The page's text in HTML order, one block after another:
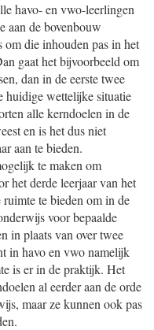
havo- en vwo-leerlingen
aan de bovenbouw
die inhouden pas in het
gaat het bijvoorbeeld om
dan in de eerste twee
huidige wettelijke situatie
alle kerndoelen in de
en is het dus niet
aan te bieden.
te maken om
het derde leerjaar van het
te bieden om in de
voor bepaalde
in plaats van over twee
in havo en vwo namelijk
is er in de praktijk. Het
al eerder aan de orde
maar ze kunnen ook pas